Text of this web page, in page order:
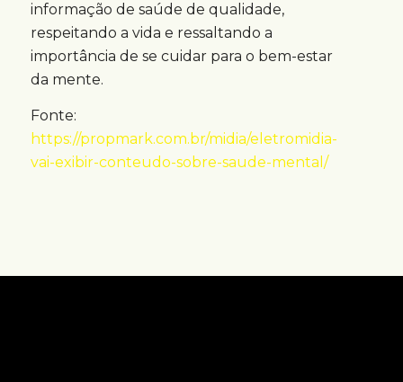
informação de saúde de qualidade,
respeitando a vida e ressaltando a
importância de se cuidar para o bem-estar
da mente.
Fonte:
https://propmark.com.br/midia/eletromidia-
vai-exibir-conteudo-sobre-saude-mental/